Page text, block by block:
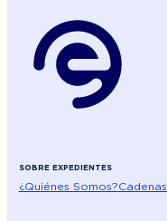
SOBRE EXPEDIENTES
¿Quiénes Somos?